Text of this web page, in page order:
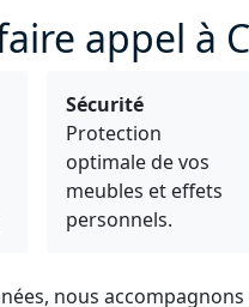
appel à
Sécurité
Protection
optimale de vos
meubles et effets
personnels.
nous